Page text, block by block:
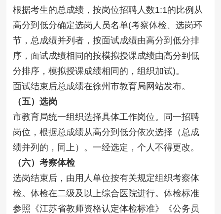
根据考生的总成绩，按岗位招聘人数1:1的比例从
高分到低分确定选岗人员名单(考察体检、选岗环
节，总成绩并列者，按面试成绩由高分到低分排
序，面试成绩相同的按模拟授课成绩由高分到低
分排序，模拟授课成绩相同的，组织加试)。
面试结束后总成绩在徐州市教育局网站发布。
（五）选岗
市教育局统一组织选择具体工作岗位。同一招聘
岗位，根据总成绩从高分到低分依次选择（总成
绩并列的，同上）。一经选定，个人不得更改。
（六）考察体检
选岗结束后，由用人单位按有关规定组织考察体
检。体检在二级及以上综合医院进行。体检标准
参照《江苏省教师资格认定体检标准》《公务员